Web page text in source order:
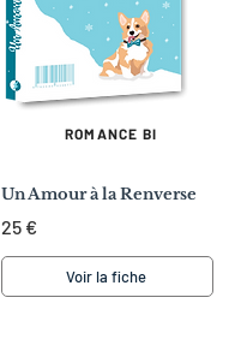
ROMANCE BI
Un Amour à la Renverse
25 €
Voir la fiche